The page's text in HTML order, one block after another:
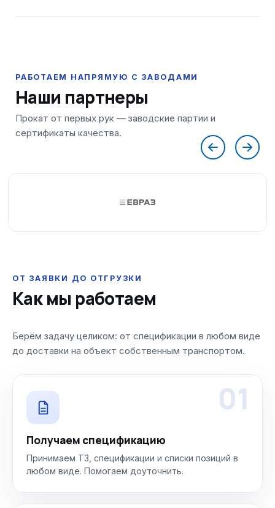
Наши партнеры
ОТ ЗАЯВКИ ДО ОТГРУЗКИ
Как мы работаем
Берём задачу целиком: от спецификации в любом виде
до доставки на объект собственным транспортом.
01
Получаем спецификацию
Принимаем ТЗ, спецификации и списки позиций в
любом виде. Помогаем доуточнить.